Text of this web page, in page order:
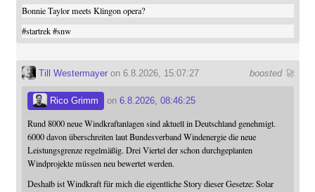
Bonnie Taylor meets Klingon opera?
#startrek #snw
boosted 🚀
Till Westermayeron 6.8.2026, 15:07:27
Rico Grimm on 6.8.2026, 08:46:25
Rund 8000 neue Windkraftanlagen sind aktuell in Deutschland genehmigt.
6000 davon überschreiten laut Bundesverband Windenergie die neue
Leistungsgrenze regelmäßig. Drei Viertel der schon durchgeplanten
Windprojekte müssen neu bewertet werden.
Deshalb ist Windkraft für mich die eigentliche Story dieser Gesetze: Solar